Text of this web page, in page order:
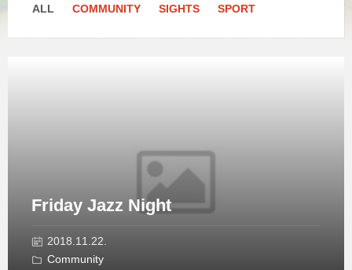
ALL COMMUNITY SIGHTS SPORT
Friday Jazz Night
2018.11.22.
Community